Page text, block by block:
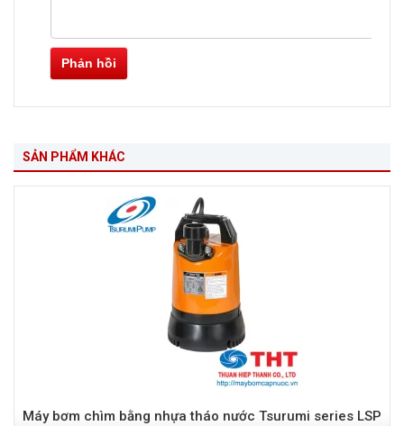
Phản hồi
SẢN PHẨM KHÁC
Máy bơm chìm bằng nhựa tháo nước Tsurumi series LSP